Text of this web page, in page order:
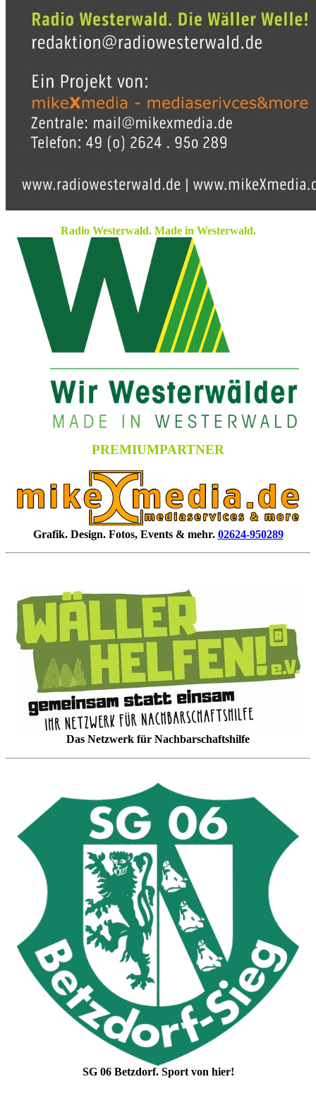
Radio Westerwald. Made in Westerwald.
PREMIUMPARTNER
Grafik. Design. Fotos, Events & mehr. 02624-950289
Das Netzwerk für Nachbarschaftshilfe
SG 06 Betzdorf. Sport von hier!